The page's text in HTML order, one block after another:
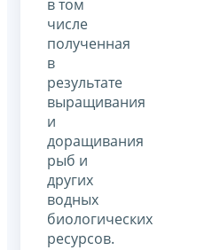
в том
числе
полученная
в
результате
выращивания
и
доращивания
рыб и
других
водных
биологических
ресурсов.